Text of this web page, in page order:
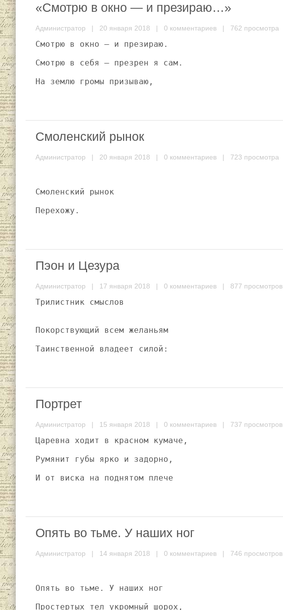
«Смотрю в окно — и презираю…»
Администратор | 20 января 2018 | 0 комментариев | 762 просмотра
Смотрю в окно — и презираю.
Смотрю в себя — презрен я сам.
На землю громы призываю,
Смоленский рынок
Администратор | 20 января 2018 | 0 комментариев | 723 просмотра
Смоленский рынок
Перехожу.
Пэон и Цезура
Администратор | 17 января 2018 | 0 комментариев | 877 просмотров
Трилистник смыслов
Покорствующий всем желаньям
Таинственной владеет силой:
Портрет
Администратор | 15 января 2018 | 0 комментариев | 737 просмотров
Царевна ходит в красном кумаче,
Румянит губы ярко и задорно,
И от виска на поднятом плече
Опять во тьме. У наших ног
Администратор | 14 января 2018 | 0 комментариев | 746 просмотров
Опять во тьме. У наших ног
Простертых тел укромный шорох,